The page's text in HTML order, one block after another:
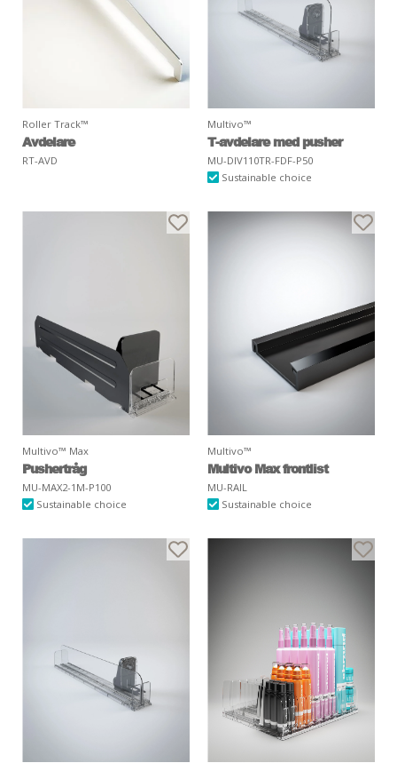
Roller Track™
Avdelare
RT-AVD
Multivo™
T-avdelare med pusher
MU-DIV110TR-FDF-P50
Sustainable choice
Multivo™ Max
Pushertråg
MU-MAX2-1M-P100
Sustainable choice
Multivo™
Multivo Max frontlist
MU-RAIL
Sustainable choice